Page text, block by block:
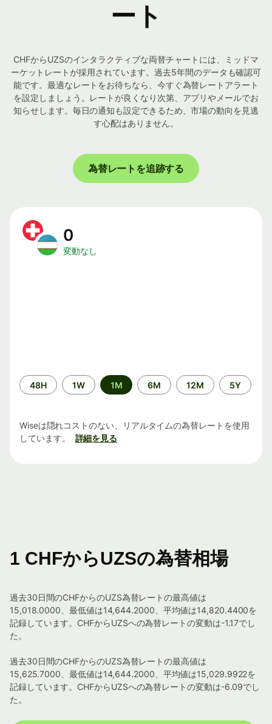
ート
CHFからUZSのインタラクティブな両替チャートには、ミッドマ
ーケットレートが採用されています。過去5年間のデータも確認可
能です。最適なレートをお待ちなら、今すぐ為替レートアラート
を設定しましょう。レートが良くなり次第、アプリやメールでお
知らせします。毎日の通知も設定できるため、市場の動向を見逃
す心配はありません。
為替レートを追跡する
0
変動なし
期
間
48H 1W 1M 6M 12M 5Y
Wiseは隠れコストのない、リアルタイムの為替レートを使用
しています。
詳細を見る
1 CHFからUZSの為替相場
過去30日間のCHFからのUZS為替レートの最高値は
15,018.0000、最低値は14,644.2000、平均値は14,820.4400を
記録しています。CHFからUZSへの為替レートの変動は-1.17でし
た。
過去30日間のCHFからのUZS為替レートの最高値は
15,625.7000、最低値は14,644.2000、平均値は15,029.9922を
記録しています。CHFからUZSへの為替レートの変動は-6.09でし
た。